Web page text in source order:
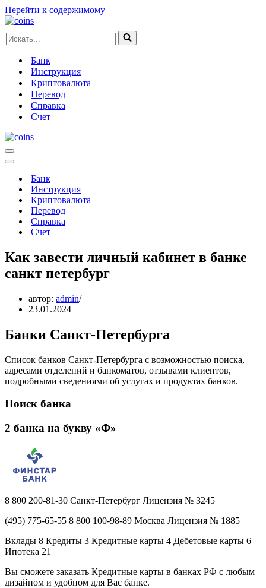
Перейти к содержимому
Искать...
Банк
Инструкция
Криптовалюта
Перевод
Справка
Счет
Меню
навигации
Меню
навигацииБанк
Инструкция
Криптовалюта
Перевод
Справка
Счет
Как завести личный кабинет в банке
санкт петербург
автор: admin
23.01.2024
Банки Санкт-Петербурга
Список банков Санкт-Петербурга с возможностью поиска,
адресами отделений и банкоматов, отзывами клиентов,
подробными сведениями об услугах и продуктах банков.
Поиск банка
2 банка на букву «Ф»
8 800 200‐81‐30 Санкт-Петербург Лицензия № 3245
(495) 775-65-55 8 800 100-98-89 Москва Лицензия № 1885
Вклады 8 Кредиты 3 Кредитные карты 4 Дебетовые карты 6
Ипотека 21
Вы сможете заказать Кредитные карты в банках РФ с любым
дизайном и удобном для Вас банке.